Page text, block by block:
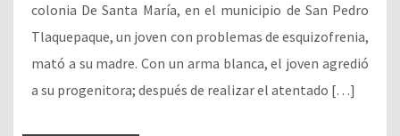
colonia De Santa María, en el municipio de San Pedro
Tlaquepaque, un joven con problemas de esquizofrenia,
mató a su madre. Con un arma blanca, el joven agredió
a su progenitora; después de realizar el atentado […]